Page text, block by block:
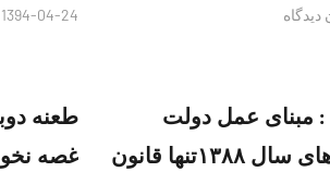
دیدگاه 1394-04-24
مبنای عمل دولت
درباره رویدادهای سال ۱۳۸۸تنها قانون
طعنه
غصه